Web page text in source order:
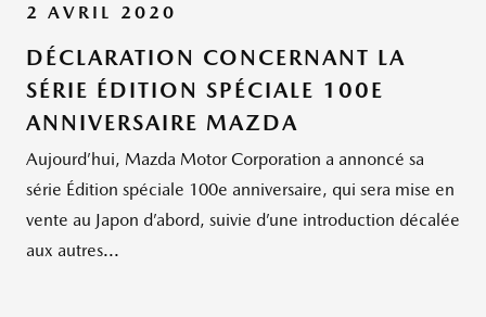
2 AVRIL 2020
DÉCLARATION CONCERNANT LA
SÉRIE ÉDITION SPÉCIALE 100E
ANNIVERSAIRE MAZDA
Aujourd’hui, Mazda Motor Corporation a annoncé sa
série Édition spéciale 100e anniversaire, qui sera mise en
vente au Japon d’abord, suivie d’une introduction décalée
aux autres...